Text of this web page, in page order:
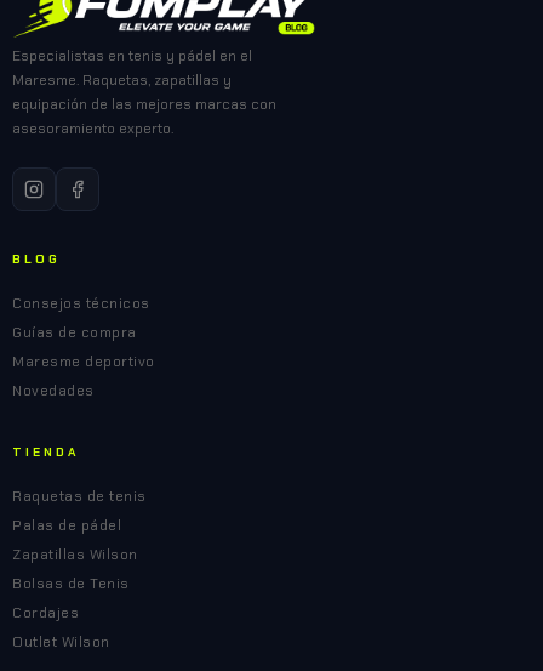
Especialistas en tenis y pádel en el
Maresme. Raquetas, zapatillas y
equipación de las mejores marcas con
asesoramiento experto.
BLOG
Consejos técnicos
Guías de compra
Maresme deportivo
Novedades
TIENDA
Raquetas de tenis
Palas de pádel
Zapatillas Wilson
Bolsas de Tenis
Cordajes
Outlet Wilson